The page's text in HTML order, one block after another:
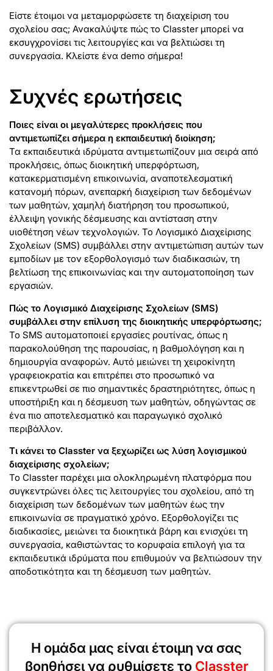
Είστε έτοιμοι να μεταμορφώσετε τη διαχείριση του
σχολείου σας; Ανακαλύψτε πώς το Classter μπορεί να
εκσυγχρονίσει τις λειτουργίες και να βελτιώσει τη
συνεργασία. Κλείστε ένα demo σήμερα!
Συχνές ερωτήσεις
Ποιες είναι οι μεγαλύτερες προκλήσεις που
αντιμετωπίζει σήμερα η εκπαιδευτική διοίκηση;
Τα εκπαιδευτικά ιδρύματα αντιμετωπίζουν μια σειρά από
προκλήσεις, όπως διοικητική υπερφόρτωση,
κατακερματισμένη επικοινωνία, αναποτελεσματική
κατανομή πόρων, ανεπαρκή διαχείριση των δεδομένων
των μαθητών, χαμηλή διατήρηση του προσωπικού,
έλλειψη γονικής δέσμευσης και αντίσταση στην
υιοθέτηση νέων τεχνολογιών. Το Λογισμικό Διαχείρισης
Σχολείων (SMS) συμβάλλει στην αντιμετώπιση αυτών των
εμποδίων με τον εξορθολογισμό των διαδικασιών, τη
βελτίωση της επικοινωνίας και την αυτοματοποίηση των
εργασιών.
Πώς το Λογισμικό Διαχείρισης Σχολείων (SMS)
συμβάλλει στην επίλυση της διοικητικής υπερφόρτωσης;
Το SMS αυτοματοποιεί εργασίες ρουτίνας, όπως η
παρακολούθηση της παρουσίας, η βαθμολόγηση και η
δημιουργία αναφορών. Αυτό μειώνει τη χειροκίνητη
γραφειοκρατία και επιτρέπει στο προσωπικό να
επικεντρωθεί σε πιο σημαντικές δραστηριότητες, όπως η
υποστήριξη και η δέσμευση των μαθητών, οδηγώντας σε
ένα πιο αποτελεσματικό και παραγωγικό σχολικό
περιβάλλον.
Τι κάνει το Classter να ξεχωρίζει ως λύση λογισμικού
διαχείρισης σχολείων;
Το Classter παρέχει μια ολοκληρωμένη πλατφόρμα που
συγκεντρώνει όλες τις λειτουργίες του σχολείου, από τη
διαχείριση των δεδομένων των μαθητών έως την
επικοινωνία σε πραγματικό χρόνο. Εξορθολογίζει τις
διαδικασίες, μειώνει τα διοικητικά βάρη και ενισχύει τη
συνεργασία, καθιστώντας το κορυφαία επιλογή για τα
εκπαιδευτικά ιδρύματα που επιθυμούν να βελτιώσουν την
αποδοτικότητα και τη δέσμευση των μαθητών.
Η ομάδα μας είναι έτοιμη να σας
βοηθήσει να ρυθμίσετε το Classter